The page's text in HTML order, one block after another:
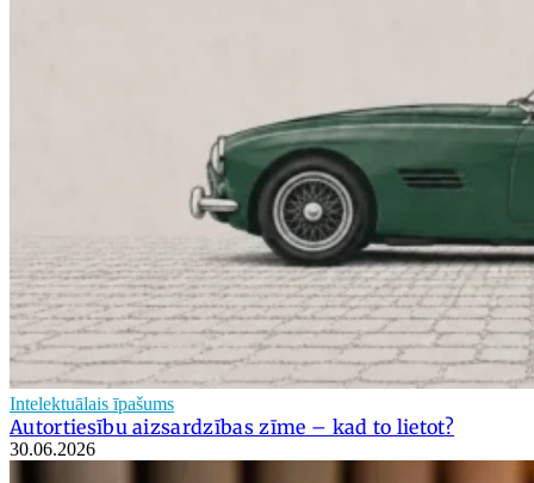
Intelektuālais īpašums
Autortiesību aizsardzības zīme – kad to lietot?
30.06.2026